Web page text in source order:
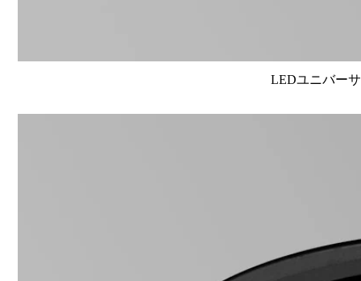
LEDユニバー